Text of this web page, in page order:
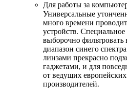
Для работы за
Универсальные
много времени
устройств.
выборочно фильтровать
диапазон синего
линзами прекрасно
гаджетами, и для
от ведущих
производителей.